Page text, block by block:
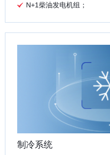
N+1柴油发电机组；
制冷系统